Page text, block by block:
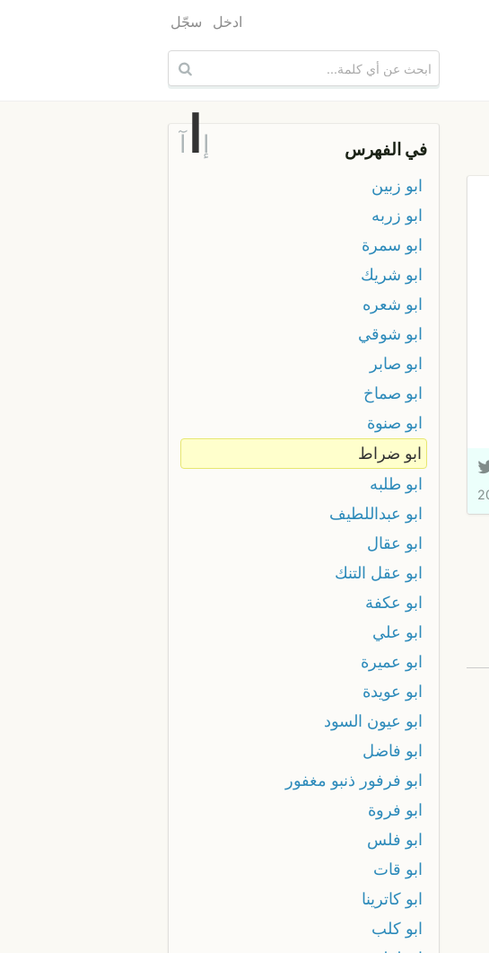
ادخل سجّل
في الفهرس إ آ
ابو زبين
ابو زربه
ابو سمرة
ابو شريك
ابو شعره
ابو شوقي
ابو صابر
ابو صماخ
ابو صنوة
ابو ضراط
ابو طلبه
ابو عبداللطيف
ابو عقال
ابو عقل التنك
ابو عكفة
ابو علي
ابو عميرة
ابو عويدة
ابو عيون السود
ابو فاضل
ابو فرفور ذنبو مغفور
ابو فروة
ابو فلس
ابو قات
ابو كاترينا
ابو كلب